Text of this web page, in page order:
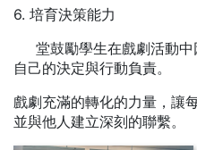
6. 培育決策能力
堂鼓勵學生在戲劇活動中
自己的決定與行動負責。
戲劇充滿的轉化的力量，讓
並與他人建立深刻的聯繫。